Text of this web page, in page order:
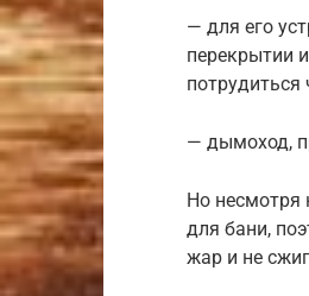
— для его
перекрытии
— дымоход,
Но несмотря
для бани,
жар и не